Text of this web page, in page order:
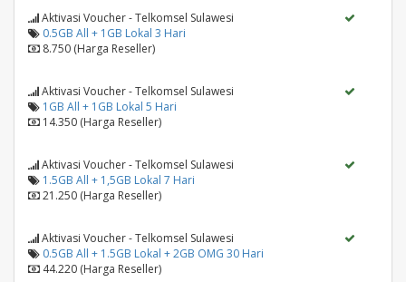
Aktivasi Voucher - Telkomsel Sulawesi
0.5GB All + 1GB Lokal 3 Hari
8.750 (Harga Reseller)
Aktivasi Voucher - Telkomsel Sulawesi
1GB All + 1GB Lokal 5 Hari
14.350 (Harga Reseller)
Aktivasi Voucher - Telkomsel Sulawesi
1.5GB All + 1,5GB Lokal 7 Hari
21.250 (Harga Reseller)
Aktivasi Voucher - Telkomsel Sulawesi
0.5GB All + 1.5GB Lokal + 2GB OMG 30 Hari
44.220 (Harga Reseller)